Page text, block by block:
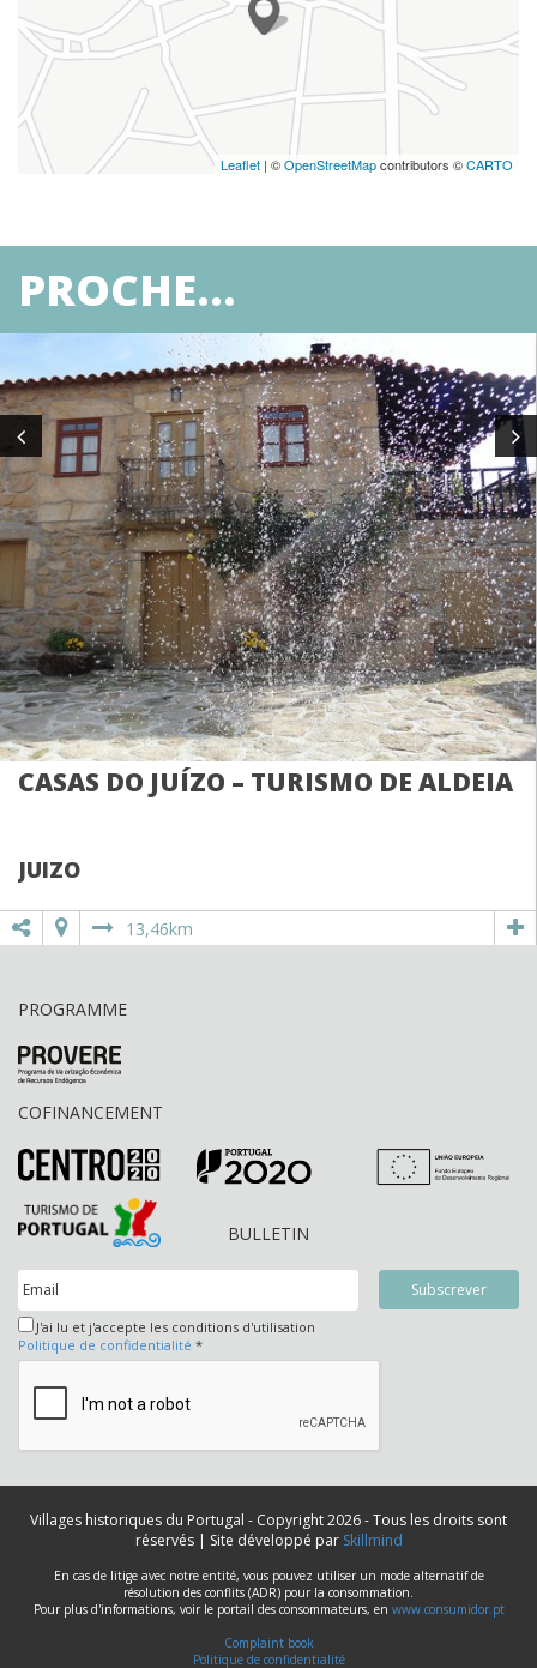
Leaflet | ©OpenStreetMapcontributors ©CARTO
PROCHE...
CASAS DO JUÍZO – TURISMO DE ALDEIA
JUIZO
13,46km
PROGRAMME
COFINANCEMENT
BULLETIN
J'ai lu et j'accepte les conditions d'utilisation
Politique de confidentialité *
Villages historiques du Portugal - Copyright 2026 - Tous les droits sont
réservés | Site développé par Skillmind
En cas de litige avec notre entité, vous pouvez utiliser un mode alternatif de
résolution des conflits (ADR) pour la consommation.
Pour plus d'informations, voir le portail des consommateurs, en www.consumidor.pt
Complaint book
Politique de confidentialité